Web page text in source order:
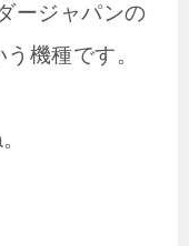
ージャパンの
う機種です。